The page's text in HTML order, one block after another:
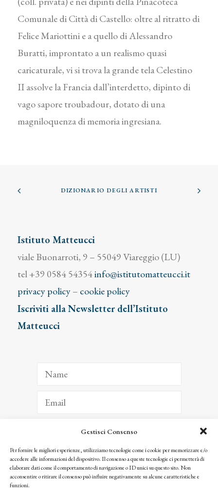
Gestisci Consenso
Per fornire le migliori esperienze, utilizziamo tecnologie come i cookie per memorizzare e/o
accedere alle informazioni del dispositivo. Il consenso a queste tecnologie ci permetterà di
elaborare dati come il comportamento di navigazione o ID unici su questo sito. Non
acconsentire o ritirare il consenso può influire negativamente su alcune caratteristiche e
funzioni.
Comunale di Città di Castello: oltre al ritratto di
Felice Mariottini e a quello di Alessandro
Buratti, improntato a un realismo quasi
caricaturale, vi si trova la grande tela Celestino
II assolve la Francia dall’interdetto, dipinto di
vago sapore troubadour, dotato di una
magniloquenza di memoria ingresiana.
DIZIONARIO DEGLI ARTISTI
Istituto Matteucci
viale Buonarroti, 9 – 55049 Viareggio (LU)
tel +39 0584 54354info@istitutomatteucci.it
privacy policy– cookie policy
Iscriviti alla Newsletter dell’Istituto
Matteucci
ISCRIVITI
Facendo clic per iscriverti, riconosci che le tue informazioni saranno trattate
seguendo la nostra Privacy Policy
© 2025 Istituto Matteucci. All right reserved